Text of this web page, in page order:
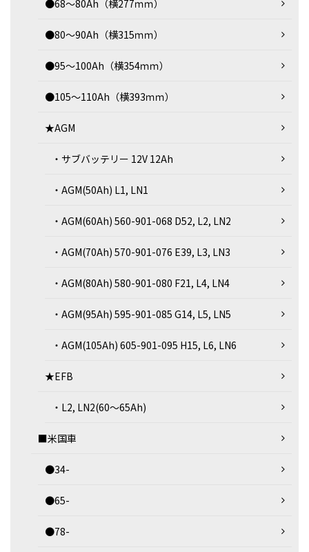
●68～80Ah（横277ｍｍ）
●80～90Ah（横315ｍｍ）
●95～100Ah（横354ｍｍ）
●105～110Ah（横393ｍｍ）
★AGM
・サブバッテリー 12V 12Ah
・AGM(50Ah) L1, LN1
・AGM(60Ah) 560-901-068 D52, L2, LN2
・AGM(70Ah) 570-901-076 E39, L3, LN3
・AGM(80Ah) 580-901-080 F21, L4, LN4
・AGM(95Ah) 595-901-085 G14, L5, LN5
・AGM(105Ah) 605-901-095 H15, L6, LN6
★EFB
・L2, LN2(60～65Ah)
■米国車
●34-
●65-
●78-